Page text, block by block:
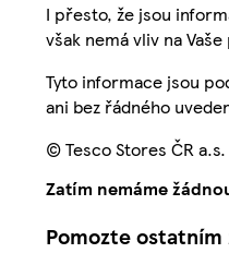
I přesto, že jsou
však nemá vliv na
Tyto informace jsou
ani bez řádného
© Tesco Stores ČR a.s.
Zatím nemáme
Pomozte ostatním